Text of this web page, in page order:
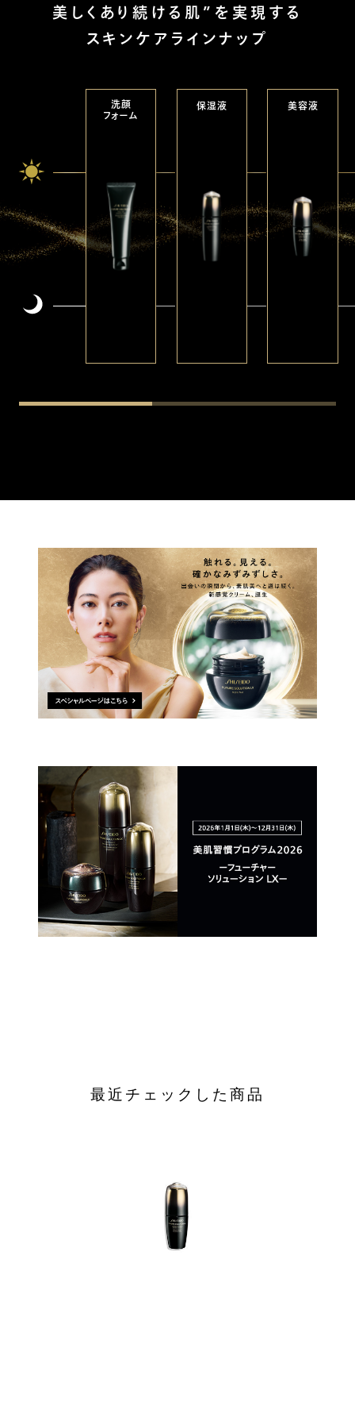
美しくあり続ける肌”を実現する
スキンケアラインナップ
洗顔
フォーム
保湿液 美容液
最近チェックした商品